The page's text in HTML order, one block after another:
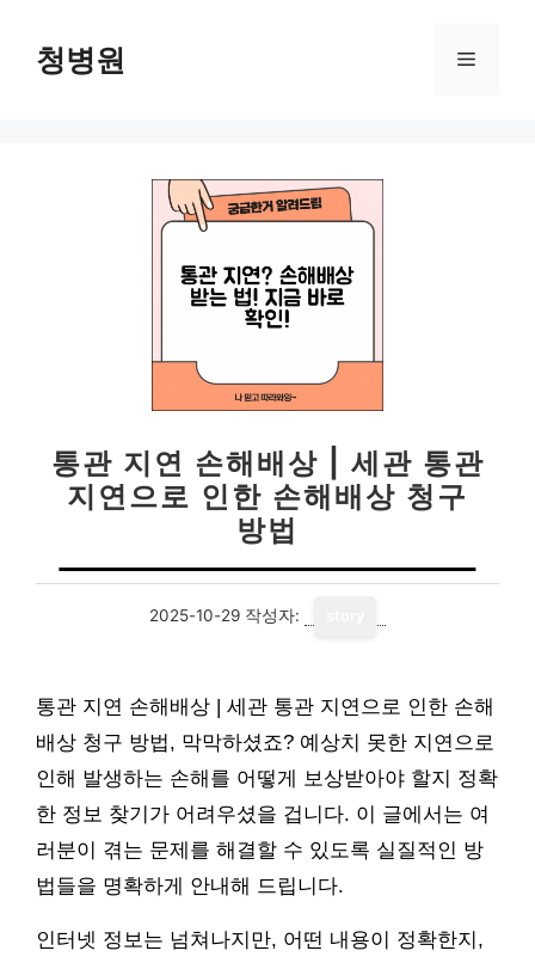
청병원 메
통관 지연 손해배상 | 세관 통관
지연으로 인한 손해배상 청구
방법
2025-10-29 작성자:
통관 지연 손해배상 | 세관 통관 지연으로 인한 손해
배상 청구 방법, 막막하셨죠? 예상치 못한 지연으로
인해 발생하는 손해를 어떻게 보상받아야 할지 정확
한 정보 찾기가 어려우셨을 겁니다. 이 글에서는 여
러분이 겪는 문제를 해결할 수 있도록 실질적인 방
법들을 명확하게 안내해 드립니다.
인터넷 정보는 넘쳐나지만, 어떤 내용이 정확한지,